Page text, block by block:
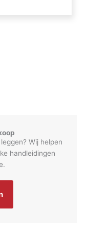
Wij helpen
handleidingen